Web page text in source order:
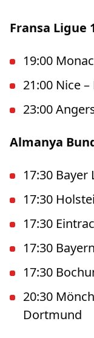
Fransa Ligue
19:00
21:00 Nice
23:00
Almanya
17:30 Bayer
17:30
17:30
17:30
17:30
20:30
Dortmund